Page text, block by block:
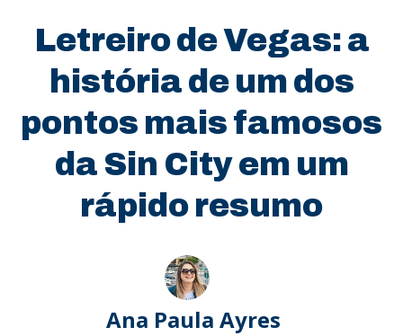
Letreiro de Vegas: a
história de um dos
pontos mais famosos
da Sin City em um
rápido resumo
Ana Paula Ayres